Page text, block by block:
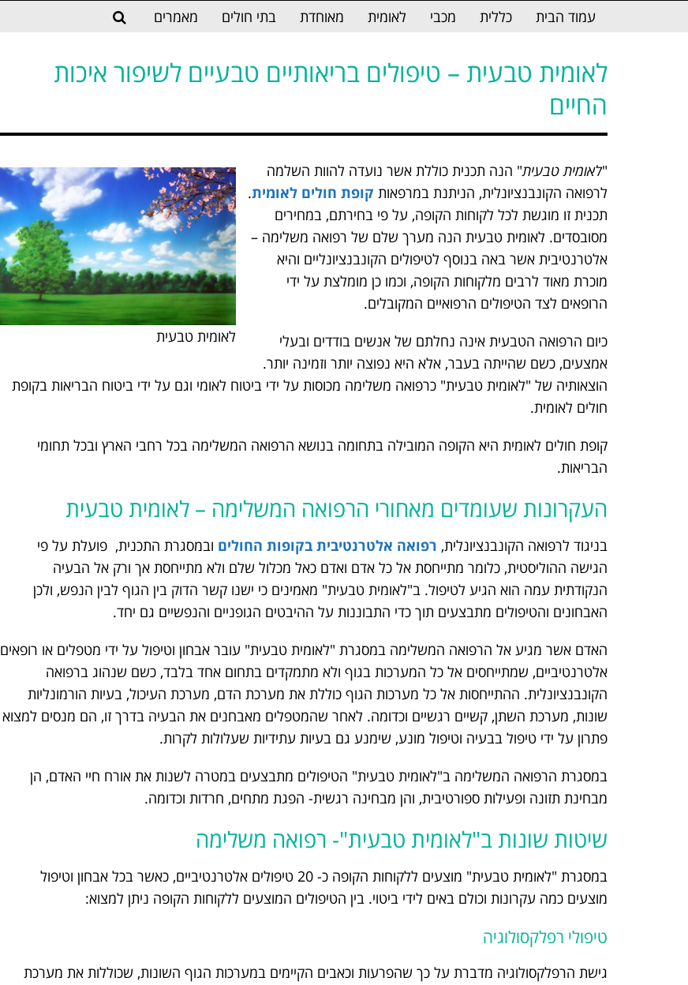
עמוד הבית כללית מכבי לאומית מאוחדת בתי חולים מאמרים
לאומית טבעית – טיפולים בריאותיים טבעיים לשיפור איכות
החיים
לאומית טבעית
"לאומית טבעית" הנה תכנית כוללת אשר נועדה להוות השלמה
לרפואה הקונבנציונלית, הניתנת במרפאות קופת חולים לאומית.
תכנית זו מוגשת לכל לקוחות הקופה, על פי בחירתם, במחירים
מסובסדים. לאומית טבעית הנה מערך שלם של רפואה משלימה –
אלטרנטיבית אשר באה בנוסף לטיפולים הקונבנציונליים והיא
מוכרת מאוד לרבים מלקוחות הקופה, וכמו כן מומלצת על ידי
הרופאים לצד הטיפולים הרפואיים המקובלים.
כיום הרפואה הטבעית אינה נחלתם של אנשים בודדים ובעלי
אמצעים, כשם שהייתה בעבר, אלא היא נפוצה יותר וזמינה יותר.
הוצאותיה של "לאומית טבעית" כרפואה משלימה מכוסות על ידי ביטוח לאומי וגם על ידי ביטוח הבריאות בקופת
חולים לאומית.
קופת חולים לאומית היא הקופה המובילה בתחומה בנושא הרפואה המשלימה בכל רחבי הארץ ובכל תחומי
הבריאות.
העקרונות שעומדים מאחורי הרפואה המשלימה – לאומית טבעית
בניגוד לרפואה הקונבנציונלית, רפואה אלטרנטיבית בקופות החולים ובמסגרת התכנית, פועלת על פי
הגישה ההוליסטית, כלומר מתייחסת אל כל אדם ואדם כאל מכלול שלם ולא מתייחסת אך ורק אל הבעיה
הנקודתית עמה הוא הגיע לטיפול. ב"לאומית טבעית" מאמינים כי ישנו קשר הדוק בין הגוף לבין הנפש, ולכן
האבחונים והטיפולים מתבצעים תוך כדי התבוננות על ההיבטים הגופניים והנפשיים גם יחד.
האדם אשר מגיע אל הרפואה המשלימה במסגרת "לאומית טבעית" עובר אבחון וטיפול על ידי מטפלים או רופאים
אלטרנטיביים, שמתייחסים אל כל המערכות בגוף ולא מתמקדים בתחום אחד בלבד, כשם שנהוג ברפואה
הקונבנציונלית. ההתייחסות אל כל מערכות הגוף כוללת את מערכת הדם, מערכת העיכול, בעיות הורמונליות
שונות, מערכת השתן, קשיים רגשיים וכדומה. לאחר שהמטפלים מאבחנים את הבעיה בדרך זו, הם מנסים למצוא
פתרון על ידי טיפול בבעיה וטיפול מונע, שימנע גם בעיות עתידיות שעלולות לקרות.
במסגרת הרפואה המשלימה ב"לאומית טבעית" הטיפולים מתבצעים במטרה לשנות את אורח חיי האדם, הן
מבחינת תזונה ופעילות ספורטיבית, והן מבחינה רגשית- הפגת מתחים, חרדות וכדומה.
שיטות שונות ב"לאומית טבעית"- רפואה משלימה
במסגרת "לאומית טבעית" מוצעים ללקוחות הקופה כ- 20 טיפולים אלטרנטיביים, כאשר בכל אבחון וטיפול
מוצעים כמה עקרונות וכולם באים לידי ביטוי. בין הטיפולים המוצעים ללקוחות הקופה ניתן למצוא:
טיפולי רפלקסולוגיה
גישת הרפלקסולוגיה מדברת על כך שהפרעות וכאבים הקיימים במערכות הגוף השונות, שכוללות את מערכת